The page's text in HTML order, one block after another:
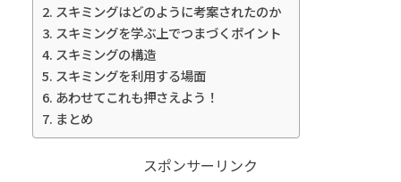
スキミングはどのように考案されたのか
スキミングを学ぶ上でつまづくポイント
スキミングの構造
スキミングを利用する場面
あわせてこれも押さえよう！
まとめ
スポンサーリンク